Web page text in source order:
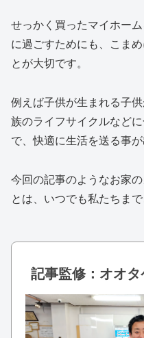
せっかく買ったマイホー
に過ごすためにも、こま
とが大切です。
例えば子供が生まれる子
族のライフサイクルなど
で、快適に生活を送る事が
今回の記事のようなお家
とは、いつでも私たちまで
記事監修：オオ